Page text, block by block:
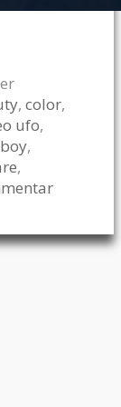
, color,
ufo,
,
,